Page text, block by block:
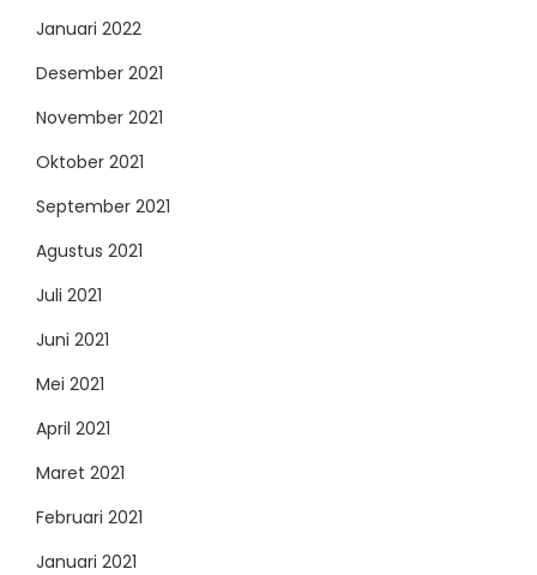
Januari 2022
Desember 2021
November 2021
Oktober 2021
September 2021
Agustus 2021
Juli 2021
Juni 2021
Mei 2021
April 2021
Maret 2021
Februari 2021
Januari 2021